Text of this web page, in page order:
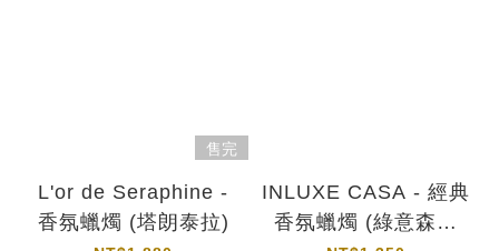
售完
L'or de Seraphine -
香氛蠟燭 (塔朗泰拉)
INLUXE CASA - 經典
香氛蠟燭 (綠意森林